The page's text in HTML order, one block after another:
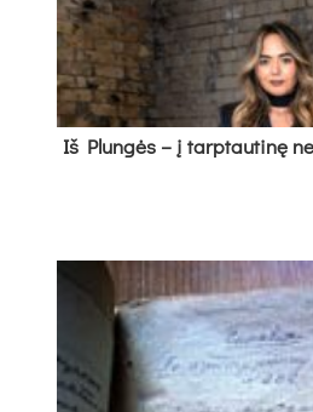
Iš Plungės – į tarptautinę